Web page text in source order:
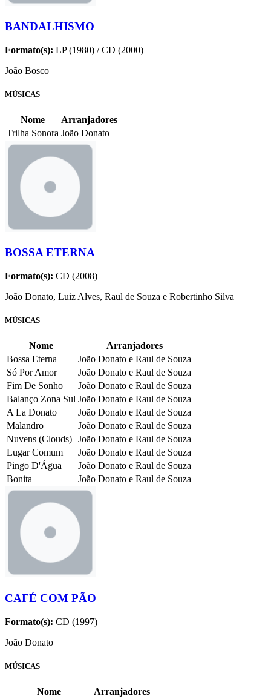
BANDALHISMO
Formato(s): LP (1980) / CD (2000)
João Bosco
MÚSICAS
Nome
Arranjadores
Trilha Sonora João Donato
BOSSA ETERNA
Formato(s): CD (2008)
João Donato, Luiz Alves, Raul de Souza e Robertinho Silva
MÚSICAS
Nome
Arranjadores
Bossa Eterna
João Donato e Raul de Souza
Só Por Amor
João Donato e Raul de Souza
Fim De Sonho
João Donato e Raul de Souza
Balanço Zona Sul João Donato e Raul de Souza
A La Donato
João Donato e Raul de Souza
Malandro
João Donato e Raul de Souza
Nuvens (Clouds) João Donato e Raul de Souza
Lugar Comum
João Donato e Raul de Souza
Pingo D'Água
João Donato e Raul de Souza
Bonita
João Donato e Raul de Souza
CAFÉ COM PÃO
Formato(s): CD (1997)
João Donato
MÚSICAS
Nome
Arranjadores